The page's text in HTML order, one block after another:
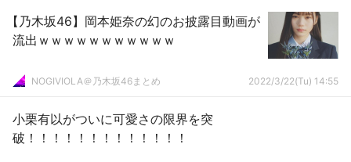
【乃木坂46】岡本姫奈の幻のお披露目動画が
流出ｗｗｗｗｗｗｗｗｗｗｗ
NOGIVIOLA＠乃木坂46まとめ 2022/3/22(Tu) 14:55
小栗有以がついに可愛さの限界を突
破！！！！！！！！！！！！！